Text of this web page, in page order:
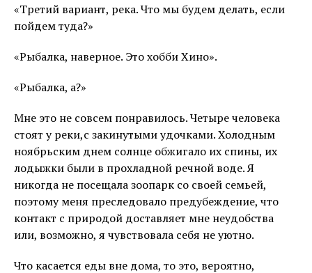
«Третий вариант, река. Что мы будем делать, если
пойдем туда?»
«Рыбалка, наверное. Это хобби Хино».
«Рыбалка, а?»
Мне это не совсем понравилось. Четыре человека
стоят у реки,с закинутыми удочками. Холодным
ноябрьским днем солнце обжигало их спины, их
лодыжки были в прохладной речной воде. Я
никогда не посещала зоопарк со своей семьей,
поэтому меня преследовало предубеждение, что
контакт с природой доставляет мне неудобства
или, возможно, я чувствовала себя не уютно.
Что касается еды вне дома, то это, вероятно,